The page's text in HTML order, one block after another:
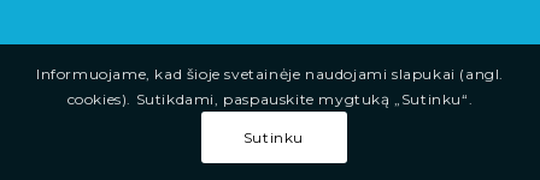
Informuojame, kad šioje svetainėje naudojami slapukai (angl.
cookies). Sutikdami, paspauskite mygtuką „Sutinku“.
Sutinku